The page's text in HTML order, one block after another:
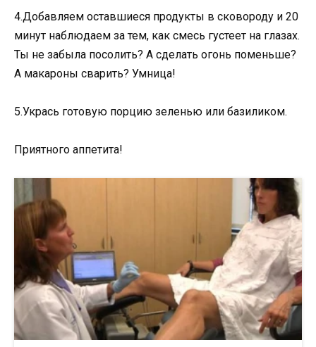
4.Добавляем оставшиеся продукты в сковороду и 20
минут наблюдаем за тем, как смесь густеет на глазах.
Ты не забыла посолить? А сделать огонь поменьше?
А макароны сварить? Умница!
5.Укрась готовую порцию зеленью или базиликом.
Приятного аппетита!